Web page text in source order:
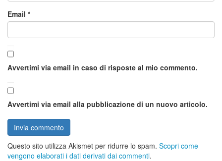
Email *
Avvertimi via email in caso di risposte al mio commento.
Avvertimi via email alla pubblicazione di un nuovo articolo.
Questo sito utilizza Akismet per ridurre lo spam. Scopri come
vengono elaborati i dati derivati dai commenti.